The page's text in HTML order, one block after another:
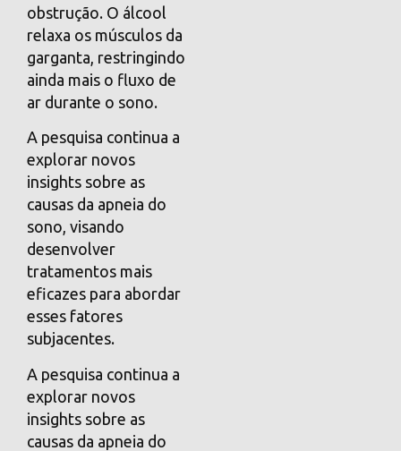
obstrução. O álcool
relaxa os músculos da
garganta, restringindo
ainda mais o fluxo de
ar durante o sono.
A pesquisa continua a
explorar novos
insights sobre as
causas da apneia do
sono, visando
desenvolver
tratamentos mais
eficazes para abordar
esses fatores
subjacentes.
A pesquisa continua a
explorar novos
insights sobre as
causas da apneia do